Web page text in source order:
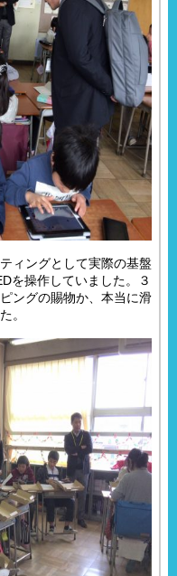
ィングとして実際の基盤
を操作していました。３
ングの賜物か、本当に滑
。